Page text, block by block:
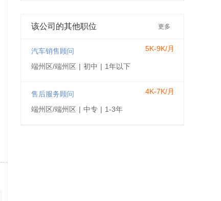
该公司的其他职位 更多
汽车销售顾问 5K-9K/月
端州区/端州区 | 初中 | 1年以下
售后服务顾问 4K-7K/月
端州区/端州区 | 中专 | 1-3年